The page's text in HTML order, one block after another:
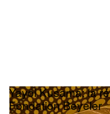
Yayoi Kusama: la
Fondation Beyeler